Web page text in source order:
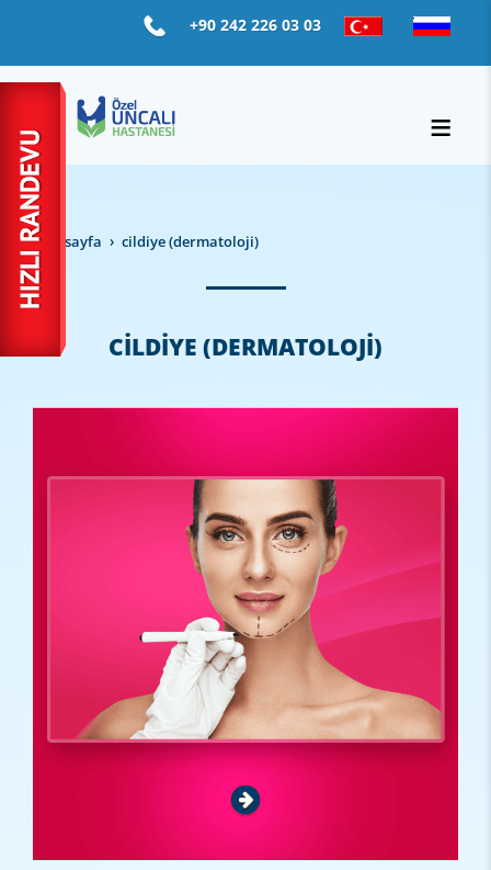
+90 242 226 03 03
ana sayfa ci̇ldi̇ye (dermatoloji̇)
CİLDİYE (DERMATOLOJİ)